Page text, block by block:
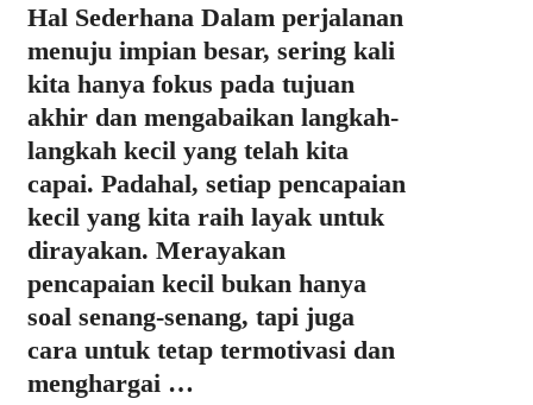
Hal Sederhana Dalam perjalanan
menuju impian besar, sering kali
kita hanya fokus pada tujuan
akhir dan mengabaikan langkah-
langkah kecil yang telah kita
capai. Padahal, setiap pencapaian
kecil yang kita raih layak untuk
dirayakan. Merayakan
pencapaian kecil bukan hanya
soal senang-senang, tapi juga
cara untuk tetap termotivasi dan
menghargai …